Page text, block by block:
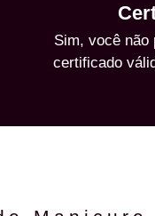
Sim, você não
certificado